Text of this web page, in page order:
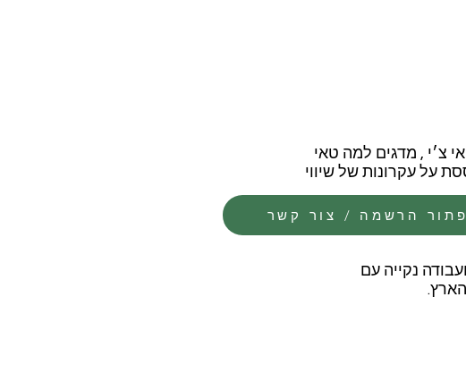
לחימה מעל 25 שנה. מדריך טאי צ׳י , מדגים למה טאי
על עקרונות של שיווי
הרשמה / צור קשר
נקייה עם